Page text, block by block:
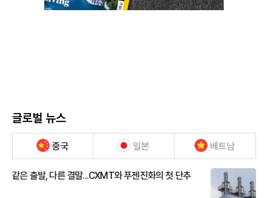
글로벌 뉴스
중국 일본 베트남
같은 출발, 다른 결말...CXMT와 푸젠진화의 첫 단추